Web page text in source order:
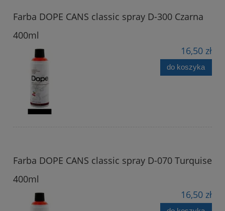
Farba DOPE CANS classic spray D-300 Czarna
400ml
16,50 zł
do koszyka
Farba DOPE CANS classic spray D-070 Turquise
400ml
16,50 zł